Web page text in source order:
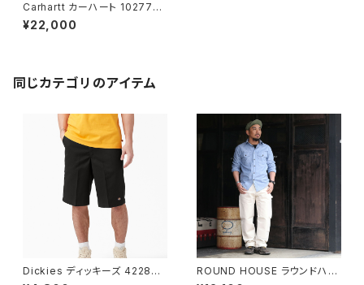
Carhartt カーハート 102776
レングス32 ダブルニーダックオ
ーバーオール 全3色
¥22,000
同じカテゴリのアイテム
Dickies ディッキーズ 42283
ROUND HOUSE ラウンドハウ